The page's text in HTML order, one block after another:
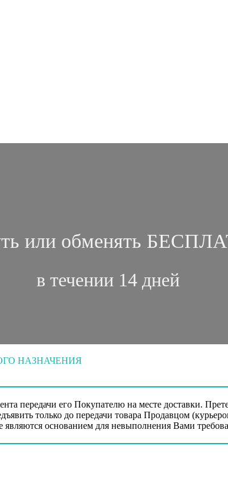
или обменять
в течении 14 дней
НАЗНАЧЕНИЯ
передачи его Покупателю на месте доставки.
только до передачи товара Продавцом
основанием для невыполнения Вами